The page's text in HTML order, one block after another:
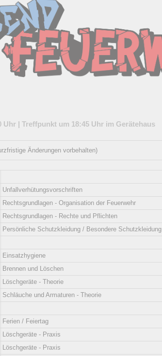
Uhr | Treffpunkt um 18:45 Uhr im Gerätehaus
Änderungen vorbehalten)
Unfallverhütungsvorschriften
Rechtsgrundlagen - Organisation der Feuerwehr
Rechtsgrundlagen - Rechte und Pflichten
Persönliche Schutzkleidung / Besondere Schutzkleidung
Einsatzhygiene
Brennen und Löschen
Löschgeräte - Theorie
Schläuche und Armaturen - Theorie
Ferien / Feiertag
Löschgeräte - Praxis
Löschgeräte - Praxis